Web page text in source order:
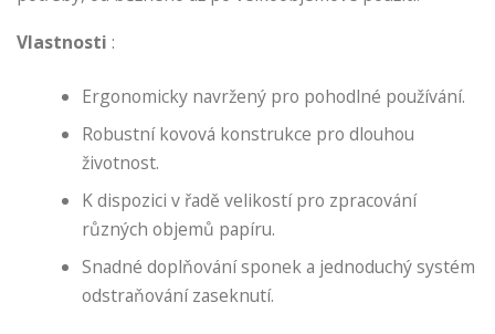
Vlastnosti :
Ergonomicky navržený pro pohodlné používání.
Robustní kovová konstrukce pro dlouhou
životnost.
K dispozici v řadě velikostí pro zpracování
různých objemů papíru.
Snadné doplňování sponek a jednoduchý systém
odstraňování zaseknutí.